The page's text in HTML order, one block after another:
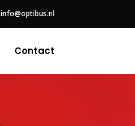
info@optibus.nl
Contact